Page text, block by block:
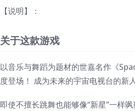
【说明】：
关于这款游戏
以音乐与舞蹈为题材的世嘉名作《
度登场！ 成为未来的宇宙电视台的新
即使不擅长跳舞也能够像“新星”一样